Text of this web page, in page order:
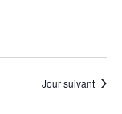
Jour suivant